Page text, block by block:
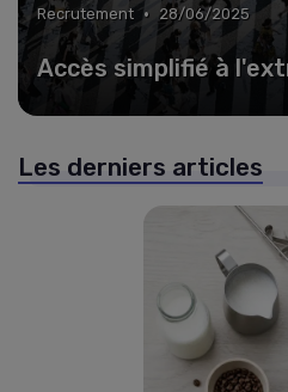
Recrutement • 28/06/2025
Accès simplifié à
Les derniers articles